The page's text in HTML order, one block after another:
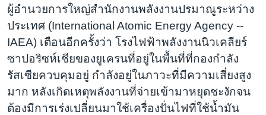
ผู้อำนวยการใหญ่สำนักงานพลังงานปรมาณูระหว่าง
ประเทศ (International Atomic Energy Agency --
IAEA) เตือนอีกครั้งว่า โรงไฟฟ้าพลังงานนิวเคลียร์
ซาปอริซห์เชียของยูเครนที่อยู่ในพื้นที่ที่กองกำลัง
รัสเซียควบคุมอยู่ กำลังอยู่ในภาวะที่มีความเสี่ยงสูง
มาก หลังเกิดเหตุพลังงานที่จ่ายเข้ามาหยุดชะงักจน
ต้องมีการเร่งเปลี่ยนมาใช้เครื่องปั่นไฟที่ใช้น้ำมัน